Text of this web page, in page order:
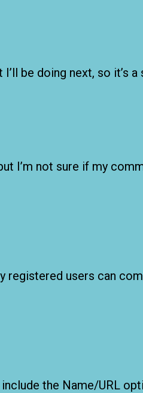
be doing next, so it’s
I’m not sure if my
registered users can
the Name/URL